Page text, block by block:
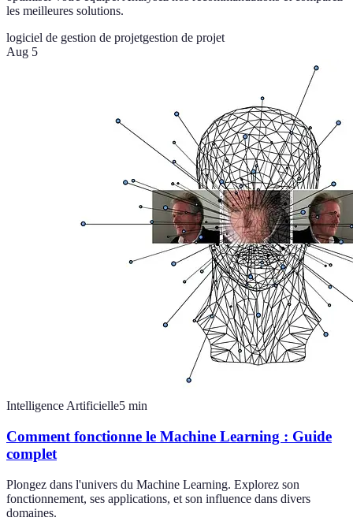
les meilleures solutions.
logiciel de gestion de projetgestion de projet
Aug 5
Intelligence Artificielle5 min
Comment fonctionne le Machine Learning : Guide
complet
Plongez dans l'univers du Machine Learning. Explorez son
fonctionnement, ses applications, et son influence dans divers
domaines.